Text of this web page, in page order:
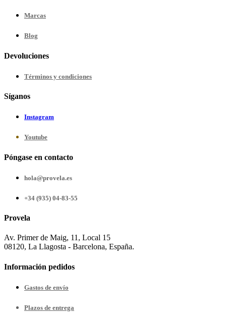
Marcas
Blog
Devoluciones
Términos y condiciones
Síganos
Instagram
Youtube
Póngase en contacto
hola@provela.es
+34 (935) 04-83-55
Provela
Av. Primer de Maig, 11, Local 15
08120, La Llagosta - Barcelona, España.
Información pedidos
Gastos de envío
Plazos de entrega